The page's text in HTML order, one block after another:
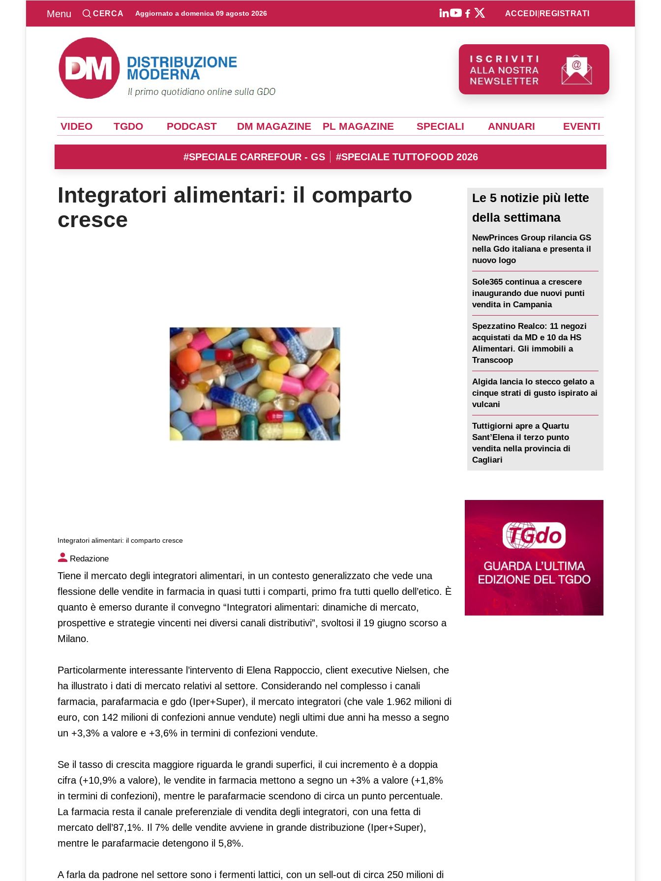
Menu CERCA Aggiornato a domenica 09 agosto 2026 ACCEDI REGISTRATI
VIDEO TGDO PODCAST DM MAGAZINE PL MAGAZINE SPECIALI ANNUARI EVENTI
#SPECIALE CARREFOUR - GS #SPECIALE TUTTOFOOD 2026
Integratori alimentari: il comparto
cresce
Integratori alimentari: il comparto cresce
Integratori alimentari: il comparto cresce
Redazione
Tiene il mercato degli integratori alimentari, in un contesto generalizzato che vede una
flessione delle vendite in farmacia in quasi tutti i comparti, primo fra tutti quello dell’etico. È
quanto è emerso durante il convegno “Integratori alimentari: dinamiche di mercato,
prospettive e strategie vincenti nei diversi canali distributivi”, svoltosi il 19 giugno scorso a
Milano.
Particolarmente interessante l’intervento di Elena Rappoccio, client executive Nielsen, che
ha illustrato i dati di mercato relativi al settore. Considerando nel complesso i canali
farmacia, parafarmacia e gdo (Iper+Super), il mercato integratori (che vale 1.962 milioni di
euro, con 142 milioni di confezioni annue vendute) negli ultimi due anni ha messo a segno
un +3,3% a valore e +3,6% in termini di confezioni vendute.
Se il tasso di crescita maggiore riguarda le grandi superfici, il cui incremento è a doppia
cifra (+10,9% a valore), le vendite in farmacia mettono a segno un +3% a valore (+1,8%
in termini di confezioni), mentre le parafarmacie scendono di circa un punto percentuale.
La farmacia resta il canale preferenziale di vendita degli integratori, con una fetta di
mercato dell’87,1%. Il 7% delle vendite avviene in grande distribuzione (Iper+Super),
mentre le parafarmacie detengono il 5,8%.
A farla da padrone nel settore sono i fermenti lattici, con un sell-out di circa 250 milioni di
Le 5 notizie più lette
della settimana
NewPrinces Group rilancia GS
nella Gdo italiana e presenta il
nuovo logo
Sole365 continua a crescere
inaugurando due nuovi punti
vendita in Campania
Spezzatino Realco: 11 negozi
acquistati da MD e 10 da HS
Alimentari. Gli immobili a
Transcoop
Algida lancia lo stecco gelato a
cinque strati di gusto ispirato ai
vulcani
Tuttigiorni apre a Quartu
Sant’Elena il terzo punto
vendita nella provincia di
Cagliari